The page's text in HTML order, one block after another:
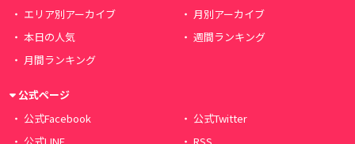
エリア別アーカイブ
月別アーカイブ
本日の人気
週間ランキング
月間ランキング
公式ページ
公式Facebook
公式Twitter
公式LINE
RSS